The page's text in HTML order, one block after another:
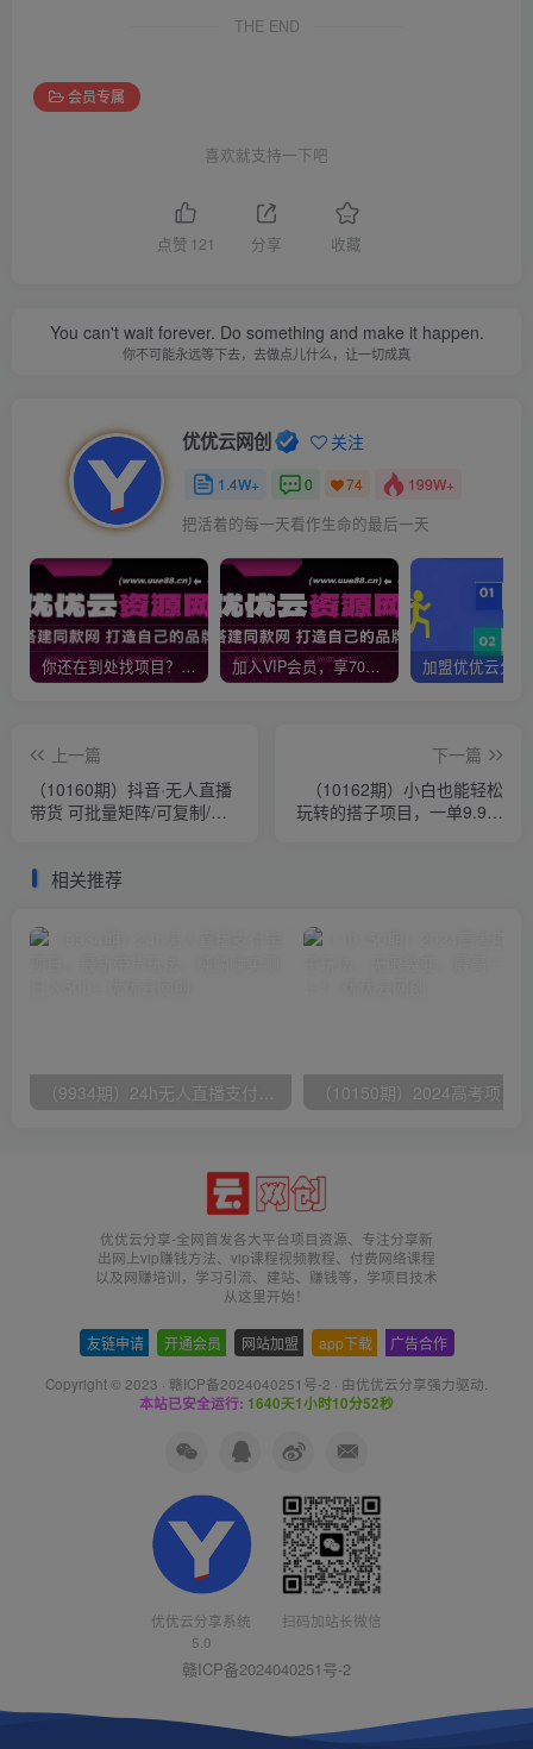
THE END
会员专属
喜欢就支持一下吧
点赞 121 分享 收藏
You can't wait forever. Do something and make it happen.
你不可能永远等下去，去做点儿什么，让一切成真
优优云网创 关注
1.4W+ 0 74 199W+
把活着的每一天看作生命的最后一天
你还在到处找项目？还在当韭菜？我靠网创资源站一个月收入5万+，曾经我也是个失败者。 加入VIP会员，享70%的推广提成，免费学习多种网上创业课程，菜鸟秒变大神！
上一篇
（10160期）抖音·无人直播
带货 可批量矩阵/可复制/准
下一篇
（10162期）小白也能轻松
玩转的搭子项目，一单9.9，
相关推荐
优优云分享-全网首发各大平台项目资源、专注分享新
出网上vip赚钱方法、vip课程视频教程、付费网络课程
以及网赚培训，学习引流、建站、赚钱等，学项目技术
从这里开始！
友链申请 开通会员 网站加盟 app下载 广告合作
Copyright © 2023 · 赣ICP备2024040251号-2 · 由优优云分享强力驱动.
本站已安全运行: 1640天1小时10分52秒
优优云分享系统
5.0
扫码加站长微信
赣ICP备2024040251号-2